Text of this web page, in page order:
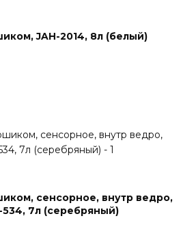
JAH-2014, 8л (белый)
сенсорное, внутр ведро,
534, 7л (серебряный)